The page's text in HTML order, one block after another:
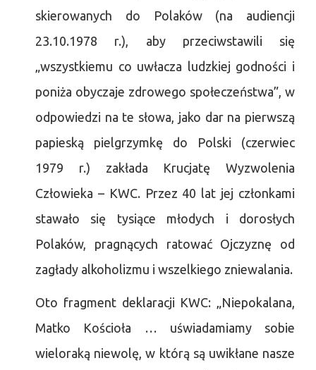
skierowanych do Polaków (na audiencji
23.10.1978 r.), aby przeciwstawili się
„wszystkiemu co uwłacza ludzkiej godności i
poniża obyczaje zdrowego społeczeństwa”, w
odpowiedzi na te słowa, jako dar na pierwszą
papieską pielgrzymkę do Polski (czerwiec
1979 r.) zakłada Krucjatę Wyzwolenia
Człowieka – KWC. Przez 40 lat jej członkami
stawało się tysiące młodych i dorosłych
Polaków, pragnących ratować Ojczyznę od
zagłady alkoholizmu i wszelkiego zniewalania.
Oto fragment deklaracji KWC: „Niepokalana,
Matko Kościoła … uświadamiamy sobie
wieloraką niewolę, w którą są uwikłane nasze